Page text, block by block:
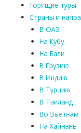
Горящие туры
Страны и
В ОАЭ
На Кубу
На Бали
В Грузию
В Индию
В Турцию
В Таиланд
Во Вьетнам
На Хайнань